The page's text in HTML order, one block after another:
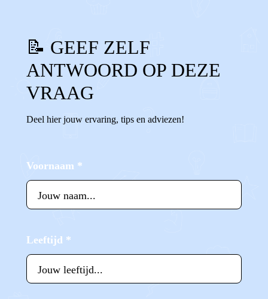
📝 GEEF ZELF
ANTWOORD OP DEZE
VRAAG
Deel hier jouw ervaring, tips en adviezen!
Voornaam *
Leeftijd *